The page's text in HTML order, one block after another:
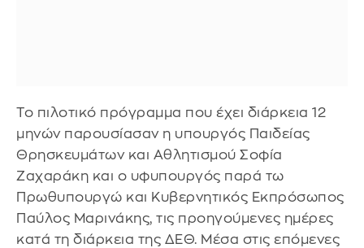
Το πιλοτικό πρόγραμμα που έχει διάρκεια 12
μηνών παρουσίασαν η υπουργός Παιδείας
Θρησκευμάτων και Αθλητισμού Σοφία
Ζαχαράκη και ο υφυπουργός παρά τω
Πρωθυπουργώ και Κυβερνητικός Εκπρόσωπος
Παύλος Μαρινάκης, τις προηγούμενες ημέρες
κατά τη διάρκεια της ΔΕΘ. Μέσα στις επόμενες